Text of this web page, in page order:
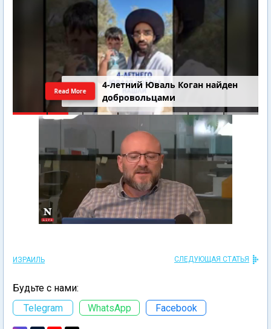
4-летний Юваль Коган найден
добровольцами
Read More
ИЗРАИЛЬ СЛЕДУЮЩАЯ СТАТЬЯ
Будьте с нами:
Telegram
WhatsApp Facebook